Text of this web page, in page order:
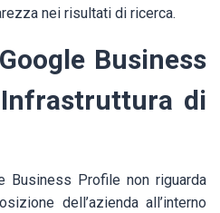
nei risultati di ricerca.
Business
di
Business Profile non riguarda
dell’azienda all’interno